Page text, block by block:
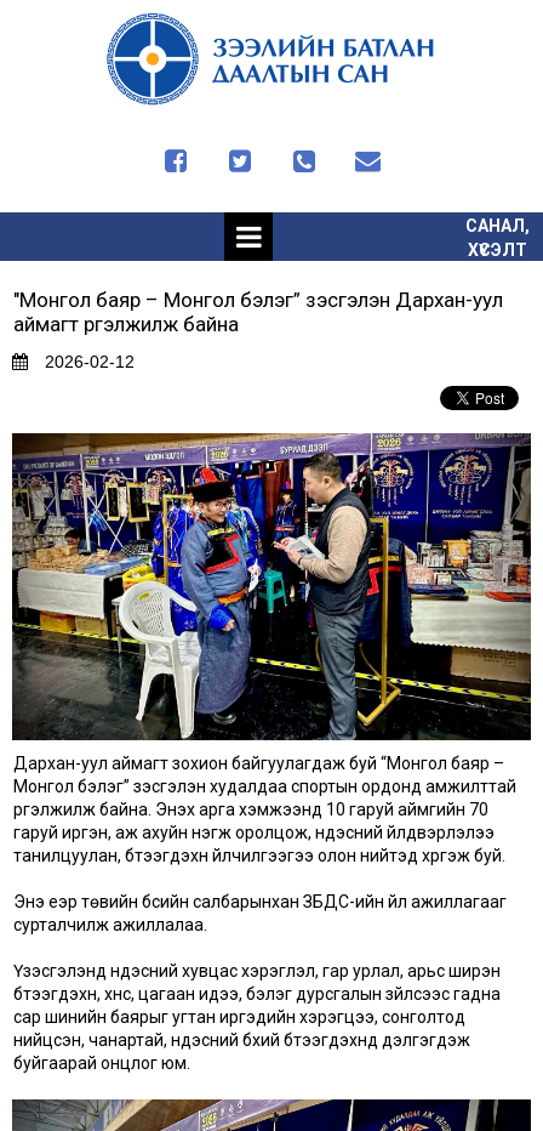
   
САНАЛ,
ХҮСЭЛТ
"Монгол баяр – Монгол бэлэг” үзэсгэлэн Дархан-уул
аймагт үргэлжилж байна
2026-02-12
Дархан-уул аймагт зохион байгуулагдаж буй “Монгол баяр –
Монгол бэлэг” үзэсгэлэн худалдаа спортын ордонд амжилттай
үргэлжилж байна. Энэхүү арга хэмжээнд 10 гаруй аймгийн 70
гаруй иргэн, аж ахуйн нэгж оролцож, үндэсний үйлдвэрлэлээ
танилцуулан, бүтээгдэхүүн үйлчилгээгээ олон нийтэд хүргэж буй.
Энэ үеэр төвийн бүсийн салбарынхан ЗБДС-ийн үйл ажиллагааг
сурталчилж ажиллалаа.
Үзэсгэлэнд үндэсний хувцас хэрэглэл, гар урлал, арьс ширэн
бүтээгдэхүүн, хүнс, цагаан идээ, бэлэг дурсгалын зүйлсээс гадна
сар шинийн баярыг угтан иргэдийн хэрэгцээ, сонголтод
нийцсэн, чанартай, үндэсний бүхий бүтээгдэхүүнүүд дэлгэгдэж
буйгаарай онцлог юм.